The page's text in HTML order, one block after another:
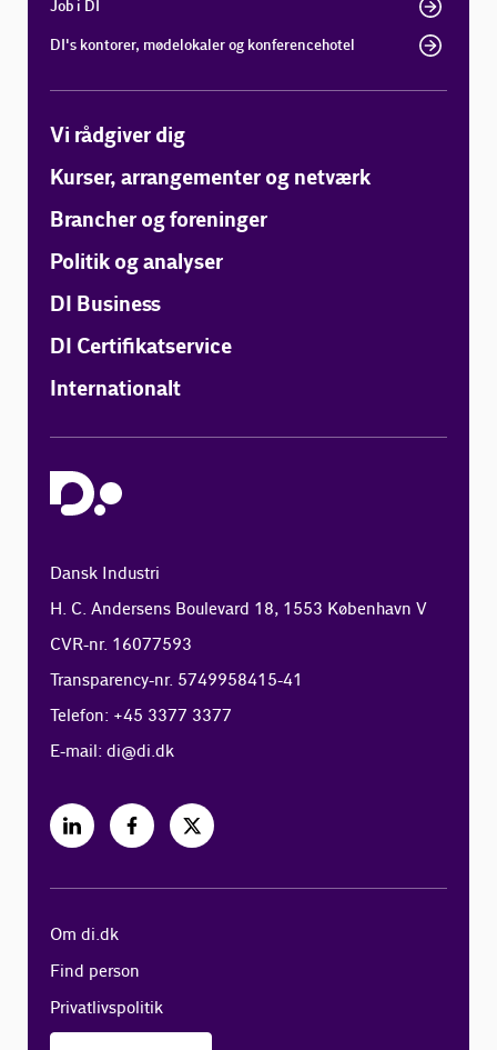
Job i DI
DI's kontorer, mødelokaler og konferencehotel
Vi rådgiver dig
Kurser, arrangementer og netværk
Brancher og foreninger
Politik og analyser
DI Business
DI Certifikatservice
Internationalt
Dansk Industri
H. C. Andersens Boulevard 18, 1553 København V
CVR-nr. 16077593
Transparency-nr. 5749958415-41
Telefon: +45 3377 3377
E-mail:di@di.dk
Om di.dk
Find person
Privatlivspolitik